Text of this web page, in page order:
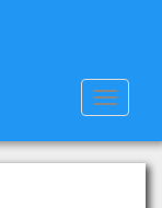
Toggle